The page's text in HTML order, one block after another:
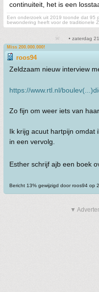
continuiteit, het is een
Een onderzoek uit 2019 toonde dat 95
bewondering heeft voor de traditionele
• zaterdag
Miss 200.000.000!
roos94
Zeldzaam nieuw interview
https://www.rtl.nl/
Zo fijn om weer iets van
Ik krijg acuut hartpijn omdat
in een vervolg.
Esther schrijf ajb een boek
Bericht 13% gewijzigd door roos94 op
▼